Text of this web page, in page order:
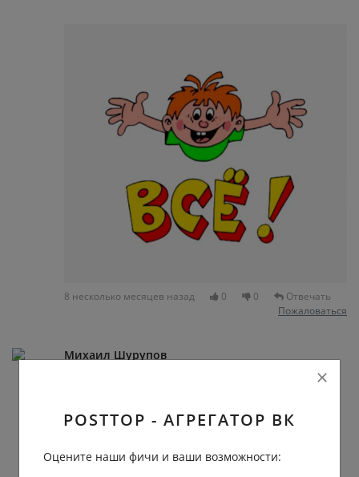
8 несколько месяцев назад 0 0
Отвечать
Пожаловаться
Михаил Шурупов
POSTTOP - АГРЕГАТОР ВК
Оцените наши фичи и ваши возможности: